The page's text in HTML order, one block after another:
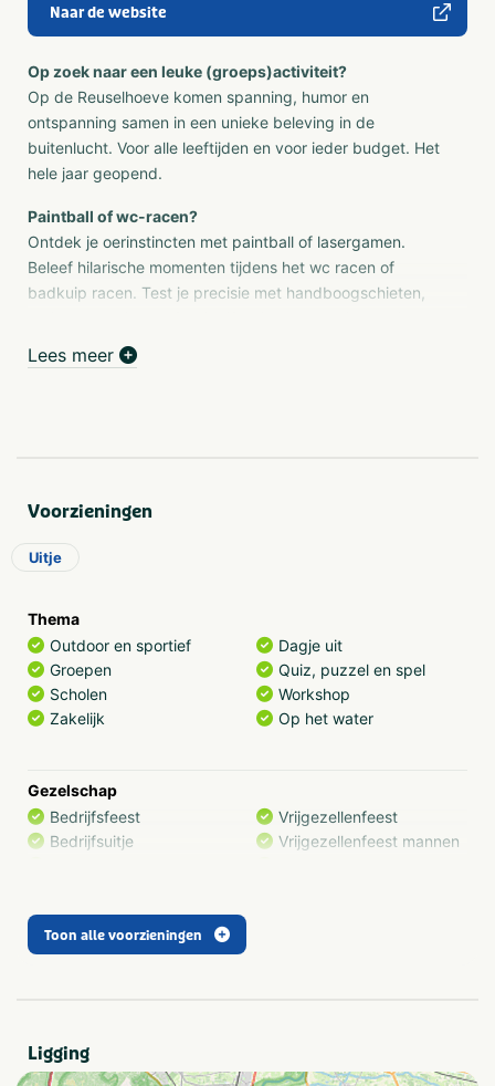
Naar de website
Op zoek naar een leuke (groeps)activiteit?
Op de Reuselhoeve komen spanning, humor en
ontspanning samen in een unieke beleving in de
buitenlucht. Voor alle leeftijden en voor ieder budget. Het
hele jaar geopend.
Paintball of wc-racen?
Ontdek je oerinstincten met paintball of lasergamen.
Beleef hilarische momenten tijdens het wc racen of
badkuip racen. Test je precisie met handboogschieten,
Klim-Slim Parcours of suis naar beneden via één van de
langste tokkelbanen van Nederland.
Brabant. En sluit af met een heerlijke groepsbarbecue, of
kies iets lekkers van onze menukaart.
Lees meer
Voorzieningen
Uitje
Thema
Outdoor en sportief
Groepen
Scholen
Zakelijk
Dagje uit
Quiz, puzzel en spel
Workshop
Op het water
Gezelschap
Bedrijfsfeest
Bedrijfsuitje
Personeelsuitje
Teamuitstapje
Vrijgezellenfeest
Vrijgezellenfeest mannen
Toon alle voorzieningen
Ligging